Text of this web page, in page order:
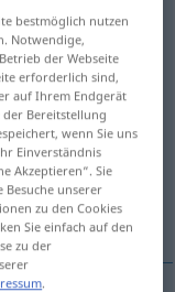
antippen)
bestmöglich nutzen
Notwendige,
der Webseite
erforderlich sind,
auf Ihrem Endgerät
Bereitstellung
wenn Sie uns
Einverständnis
Akzeptieren“. Sie
unserer
zu den Cookies
Sie einfach auf den
zu der
.